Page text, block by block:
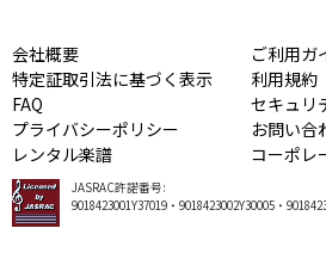
会社概要
ご利用ガ
特定証取引法に基づく表示
利用規約
FAQ
セキュリ
プライバシーポリシー
お問い合
レンタル楽譜
コーポレ
JASRAC許諾番号:
9018423001Y37019・9018423002Y30005・